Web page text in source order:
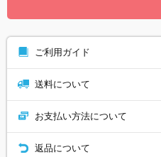
ご利用ガイド
送料について
お支払い方法について
返品について